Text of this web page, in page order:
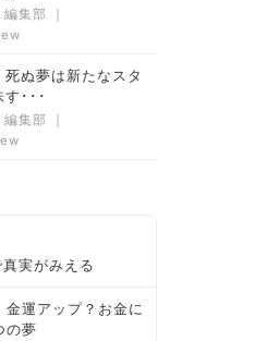
編集部
｜
死ぬ夢は新たなスタ
す･･･
編集部
｜
実がみえる
金運アップ？お金に
の夢